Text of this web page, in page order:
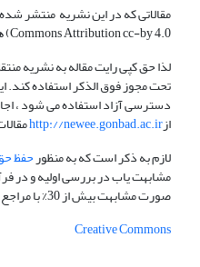
Commons Attribution cc-by 4.0) هستند.
لذا حق کپی رایت مقاله به نشریه
تحت مجوز فوق الذکر استفاده کند.
دسترسی آزاد استفاده می شود ،
ازhttp://newee.gonbad.ac.ir
لازم به ذکر است که به منظورحفظ
مشابهت یاب در بررسی اولیه و در
صورت مشابهت بیش از 30% با مراجع موجود قبلی، مقاله رد خواهد شد.
Creative Commons